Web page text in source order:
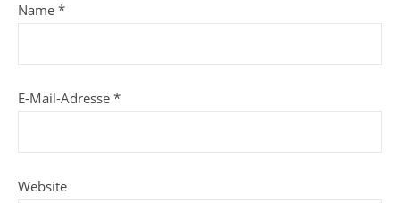
Name *
E-Mail-Adresse *
Website